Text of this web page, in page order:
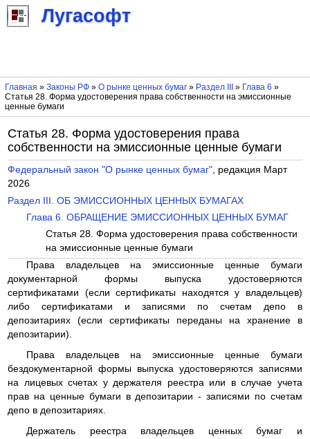
Лугасофт
Главная » Законы РФ» О рынке ценных бумаг» Раздел III » Глава 6 »
Статья 28. Форма удостоверения права собственности на эмиссионные
ценные бумаги
Статья 28. Форма удостоверения права
собственности на эмиссионные ценные бумаги
Федеральный закон "О рынке ценных бумаг", редакция Март
2026
Раздел III. ОБ ЭМИССИОННЫХ ЦЕННЫХ БУМАГАХ
Глава 6. ОБРАЩЕНИЕ ЭМИССИОННЫХ ЦЕННЫХ БУМАГ
Статья 28. Форма удостоверения права собственности
на эмиссионные ценные бумаги
Права владельцев на эмиссионные ценные бумаги
документарной формы выпуска удостоверяются
сертификатами (если сертификаты находятся у владельцев)
либо сертификатами и записями по счетам депо в
депозитариях (если сертификаты переданы на хранение в
депозитарии).
Права владельцев на эмиссионные ценные бумаги
бездокументарной формы выпуска удостоверяются записями
на лицевых счетах у держателя реестра или в случае учета
прав на ценные бумаги в депозитарии - записями по счетам
депо в депозитариях.
Держатель реестра владельцев ценных бумаг и